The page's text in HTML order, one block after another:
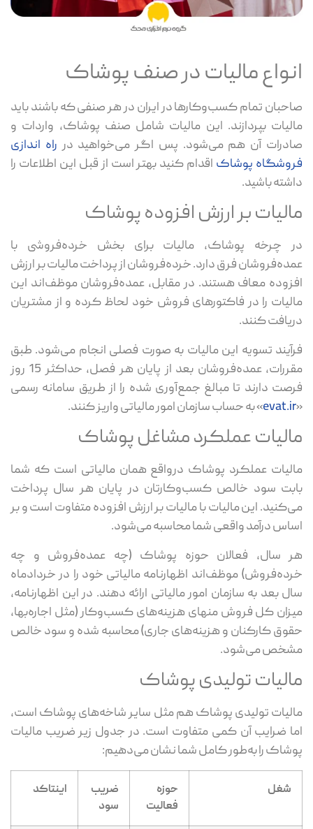
انواع مالیات در صنف پوشاک
صاحبان تمام کسب‌وکارها در ایران در هر صنفی که باشند باید
مالیات بپردازند. این مالیات شامل صنف پوشاک، واردات و
صادرات آن هم می‌شود. پس اگر می‌خواهید درراه اندازی
فروشگاه پوشاک اقدام کنید بهتر است از قبل این اطلاعات را
داشته باشید.
مالیات بر ارزش افزوده پوشاک
در چرخه پوشاک، مالیات برای بخش خرده‌فروشی با
عمده‌فروشان فرق دارد. خرده‌فروشان از پرداخت مالیات بر ارزش
افزوده معاف هستند. در مقابل، عمده‌فروشان موظف‌اند این
مالیات را در فاکتورهای فروش خود لحاظ کرده و از مشتریان
دریافت کنند.
فرآیند تسویه این مالیات به‌ صورت فصلی انجام می‌شود. طبق
مقررات، عمده‌فروشان بعد از پایان هر فصل، حداکثر 15 روز
فرصت دارند تا مبالغ جمع‌آوری شده را از طریق سامانه رسمی
«
evat.ir» به حساب سازمان امور مالیاتی واریز کنند.
مالیات عملکرد مشاغل پوشاک
مالیات عملکرد پوشاک درواقع همان مالیاتی است که شما
بابت سود خالص کسب‌وکارتان در پایان هر سال پرداخت
می‌کنید. این مالیات با مالیات بر ارزش افزوده متفاوت است و بر
اساس درآمد واقعی شما محاسبه می‌شود.
هر سال، فعالان حوزه پوشاک (چه عمده‌فروش و چه
خرده‌فروش) موظف‌اند اظهارنامه مالیاتی خود را در خردادماه
سال بعد به سازمان امور مالیاتی ارائه دهند. در این اظهارنامه،
میزان کل فروش منهای هزینه‌های کسب‌وکار (مثل اجاره‌بها،
حقوق کارکنان و هزینه‌های جاری) محاسبه شده و سود خالص
مشخص می‌شود.
مالیات تولیدی پوشاک
مالیات تولیدی پوشاک هم مثل سایر شاخه‌های پوشاک است،
اما ضرایب آن کمی متفاوت است. در جدول زیر ضریب مالیات
پوشاک را به‌طور کامل شما نشان می‌دهیم:
شغل
حوزه
فعالیت
ضریب
سود
اینتاکد